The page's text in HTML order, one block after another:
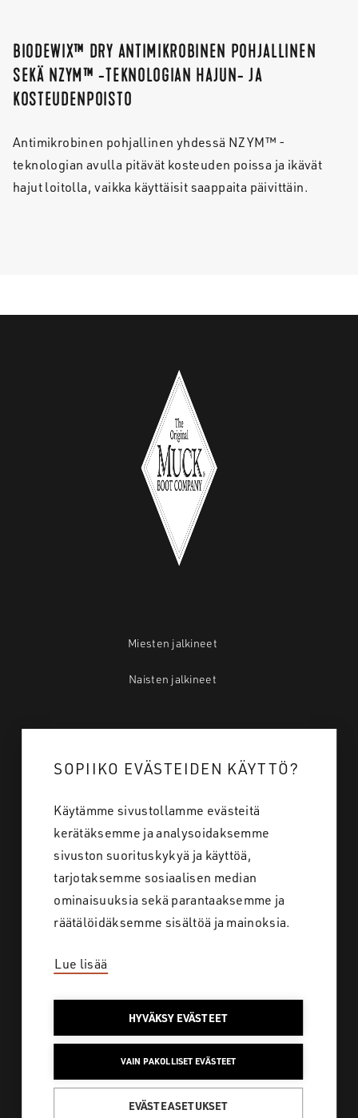
BIODEWIX™ DRY ANTIMIKROBINEN POHJALLINEN
SEKÄ NZYM™ -TEKNOLOGIAN HAJUN- JA
KOSTEUDENPOISTO
Antimikrobinen pohjallinen yhdessä NZYM™ -
teknologian avulla pitävät kosteuden poissa ja ikävät
hajut loitolla, vaikka käyttäisit saappaita päivittäin.
Miesten jalkineet
Naisten jalkineet
Tietoa meistä
Töihin meille
Yhteystiedot
Tietosuoja
SAKO SUOMI
Löydä koko laaja
tuotevalikoimamme
metsästykseen ja ulkoiluun
SOPIIKO EVÄSTEIDEN KÄYTTÖ?
Käytämme sivustollamme evästeitä
kerätäksemme ja analysoidaksemme
sivuston suorituskykyä ja käyttöä,
tarjotaksemme sosiaalisen median
ominaisuuksia sekä parantaaksemme ja
räätälöidäksemme sisältöä ja mainoksia.
Lue lisää
HYVÄKSY EVÄSTEET
VAIN PAKOLLISET EVÄSTEET
EVÄSTEASETUKSET